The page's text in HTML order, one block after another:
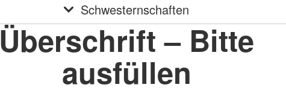
Schwesternschaften
Überschrift – Bitte
ausfüllen